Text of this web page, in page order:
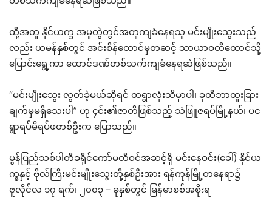
ထို့အတူ နိုင်ယက္ခ အမှုတွဲတွင်အတူကျခံနေရသူ မင်းမျိုးသွေးသည်
လည်း ယမန်နှစ်တွင် အင်းစိန်ထောင်မှတဆင့် သာယာဝတီထောင်သို့
ပြောင်းရွေ့ကာ ထောင်ဒဏ်တစ်သက်ကျခံနေရဆဲဖြစ်သည်။
“မင်းမျိုးသွေး လွတ်ခဲ့မယ်ဆိုရင် တရွာလုံးသိမှာပါ၊ ခုထိဘာထူးခြား
ချက်မှမရှိသေးပါ” ဟု ၄င်း၏ဇာတိဖြစ်သည့် သံဖြူဇရပ်မြို့နယ်၊ ပင
ရွာရပ်မိရပ်ဖတစ်ဦးက ပြောသည်။
မွန်ပြည်သစ်ပါတီခရိုင်ကော်မတီဝင်အဆင့်ရှိ မင်းနေဝင်း(ခေါ်) နိုင်ယ
က္ခနှင့် ဗိုလ်ကြီးမင်းမျိုးသွေးတို့နှစ်ဦးအား ရန်ကုန်မြို့တနေရာ၌
ဇူလိုင်လ ၁၇ ရက်၊ ၂၀၀၃ – ခုနှစ်တွင် မြန်မာစစ်အစိုးရ